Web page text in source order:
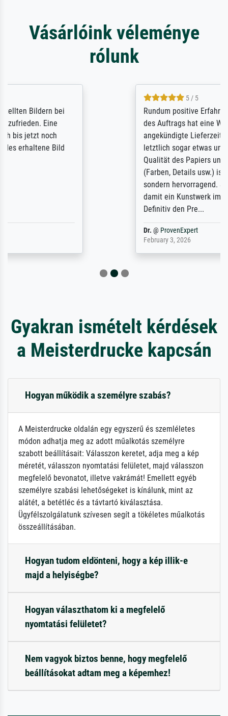
Vásárlóink véleménye
rólunk
Rundum positive Erfahrung. Die Ausführung
des Auftrags hat eine Weile gedauert, die
angekündigte Lieferzeit wurde aber
letztlich sogar etwas unterschritten. Die
Qualität des Papiers und des Drucks
(Farben, Details usw.) ist nicht nur gut,
sondern hervorragend. Selbst ein Druck ist
damit ein Kunstwerk im eigenen Sinne.
Gyakran ismételt kérdések
a Meisterdrucke kapcsán
Hogyan működik a személyre szabás?
A Meisterdrucke oldalán egy egyszerű és szemléletes
módon adhatja meg az adott műalkotás személyre
szabott beállításait: Válasszon keretet, adja meg a kép
méretét, válasszon nyomtatási felületet, majd válasszon
megfelelő bevonatot, illetve vakrámát! Emellett egyéb
személyre szabási lehetőségeket is kínálunk, mint az
alátét, a betétléc és a távtartó kiválasztása.
Ügyfélszolgálatunk szívesen segít a tökéletes műalkotás
összeállításában.
Hogyan tudom eldönteni, hogy a kép illik-e
majd a helyiségbe?
Hogyan választhatom ki a megfelelő
nyomtatási felületet?
Nem vagyok biztos benne, hogy megfelelő
beállításokat adtam meg a képemhez!